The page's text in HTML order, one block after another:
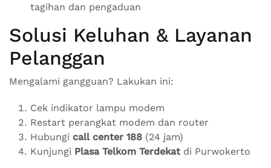
tagihan dan pengaduan
Solusi Keluhan & Layanan
Pelanggan
Mengalami gangguan? Lakukan ini:
Cek indikator lampu modem
Restart perangkat modem dan router
Hubungi call center 188 (24 jam)
Kunjungi Plasa Telkom Terdekat di Purwokerto